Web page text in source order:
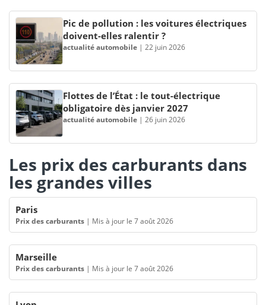
Pic de pollution : les voitures électriques
doivent-elles ralentir ?
actualité automobile | 22 juin 2026
Flottes de l’État : le tout-électrique
obligatoire dès janvier 2027
actualité automobile | 26 juin 2026
Les prix des carburants dans
les grandes villes
Paris
Prix des carburants | Mis à jour le 7 août 2026
Marseille
Prix des carburants | Mis à jour le 7 août 2026